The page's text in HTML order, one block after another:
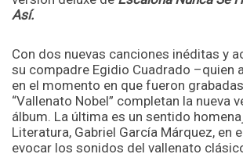
Así.
Con dos nuevas canciones inéditas y
su compadre Egidio Cuadrado –quien
en el momento en que fueron
“Vallenato Nobel” completan la nueva
álbum. La última es un sentido
Literatura, Gabriel García Márquez, en
evocar los sonidos del vallenato